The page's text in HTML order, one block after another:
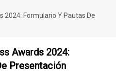
2024: Formulario Y Pautas De
Awards 2024:
Presentación